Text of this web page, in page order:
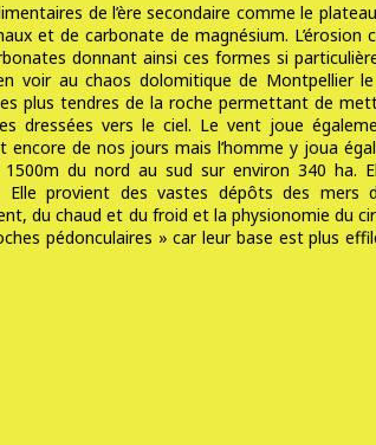
de l’ère secondaire comme le
et de carbonate de magnésium. L’érosion
donnant ainsi ces formes si
voir au chaos dolomitique de Montpellier le
plus tendres de la roche permettant de
dressées vers le ciel. Le vent joue
encore de nos jours mais l’homme y joua
du nord au sud sur environ 340 ha.
provient des vastes dépôts des mers
du chaud et du froid et la physionomie du
pédonculaires » car leur base est plus